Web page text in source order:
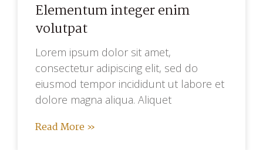
Elementum integer enim
volutpat
Lorem ipsum dolor sit amet,
consectetur adipiscing elit, sed do
eiusmod tempor incididunt ut labore et
dolore magna aliqua. Aliquet
Read More »